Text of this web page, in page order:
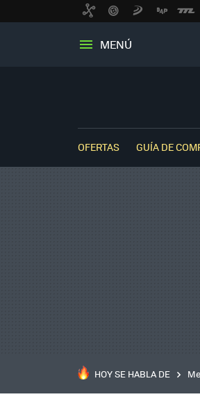
MENÚ
OFERTAS GUÍA DE
HOY SE HABLA DE